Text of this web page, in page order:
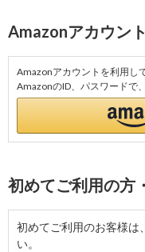
Amazonアカウン
Amazonアカウントを利用し
AmazonのID、パスワードで
初めてご利用の方
初めてご利用のお客様は
い。